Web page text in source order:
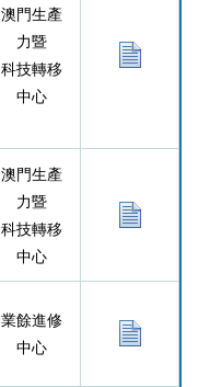
澳門生產
力暨
科技轉移
中心
澳門生產
力暨
科技轉移
中心
業餘進修
中心